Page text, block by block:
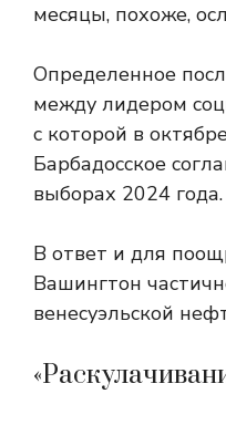
месяцы, похоже,
Определенное
между лидером
с которой в
Барбадосское
выборах 2024 года.
В ответ и для
Вашингтон
венесуэльской